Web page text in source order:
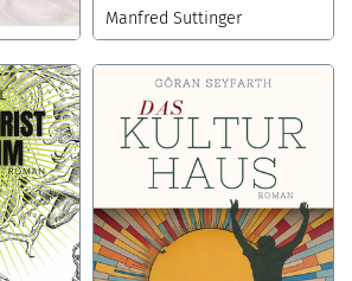
Manfred Suttinger